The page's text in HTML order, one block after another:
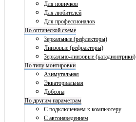
Для новичков
Для любителей
Для профессионалов
По оптической схеме
Зеркальные (рефлекторы)
Линзовые (рефракторы)
Зеркально-линзовые (катадиоптрики)
По типу монтировки
Азимутальная
Экваториальная
Добсона
По другим параметрам
С подключением к компьютеру
С автонаведением